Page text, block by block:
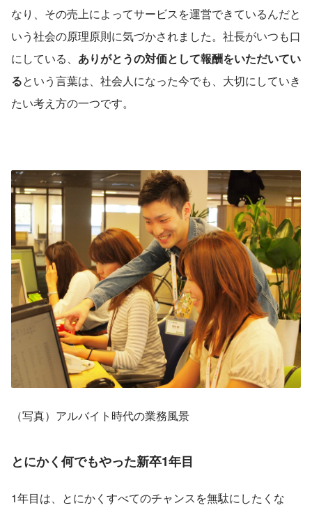
なり、その売上によってサービスを運営できているんだと
いう社会の原理原則に気づかされました。社長がいつも口
にしている、 ありがとうの対価として報酬をいただいてい
るという言葉は、社会人になった今でも、大切にしていき
たい考え方の一つです。
（写真）アルバイト時代の業務風景
とにかく何でもやった新卒1年目
1年目は、とにかくすべてのチャンスを無駄にしたくな